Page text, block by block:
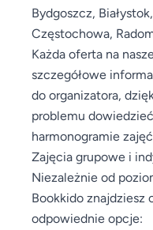
Bydgoszcz,
Częstochowa,
Każda oferta na
szczegółowe
do organizatora,
problemu
harmonogramie
Zajęcia grupowe i
Niezależnie od
Bookkido znajdziesz
odpowiednie opcje: